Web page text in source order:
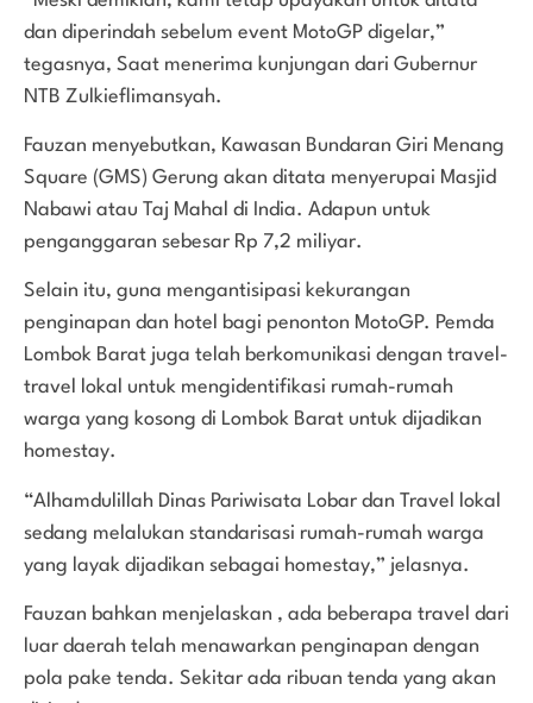
dan diperindah sebelum event MotoGP digelar,”
tegasnya, Saat menerima kunjungan dari Gubernur
NTB Zulkieflimansyah.
Fauzan menyebutkan, Kawasan Bundaran Giri Menang
Square (GMS) Gerung akan ditata menyerupai Masjid
Nabawi atau Taj Mahal di India. Adapun untuk
penganggaran sebesar Rp 7,2 miliyar.
Selain itu, guna mengantisipasi kekurangan
penginapan dan hotel bagi penonton MotoGP. Pemda
Lombok Barat juga telah berkomunikasi dengan travel-
travel lokal untuk mengidentifikasi rumah-rumah
warga yang kosong di Lombok Barat untuk dijadikan
homestay.
“Alhamdulillah Dinas Pariwisata Lobar dan Travel lokal
sedang melalukan standarisasi rumah-rumah warga
yang layak dijadikan sebagai homestay,” jelasnya.
Fauzan bahkan menjelaskan , ada beberapa travel dari
luar daerah telah menawarkan penginapan dengan
pola pake tenda. Sekitar ada ribuan tenda yang akan